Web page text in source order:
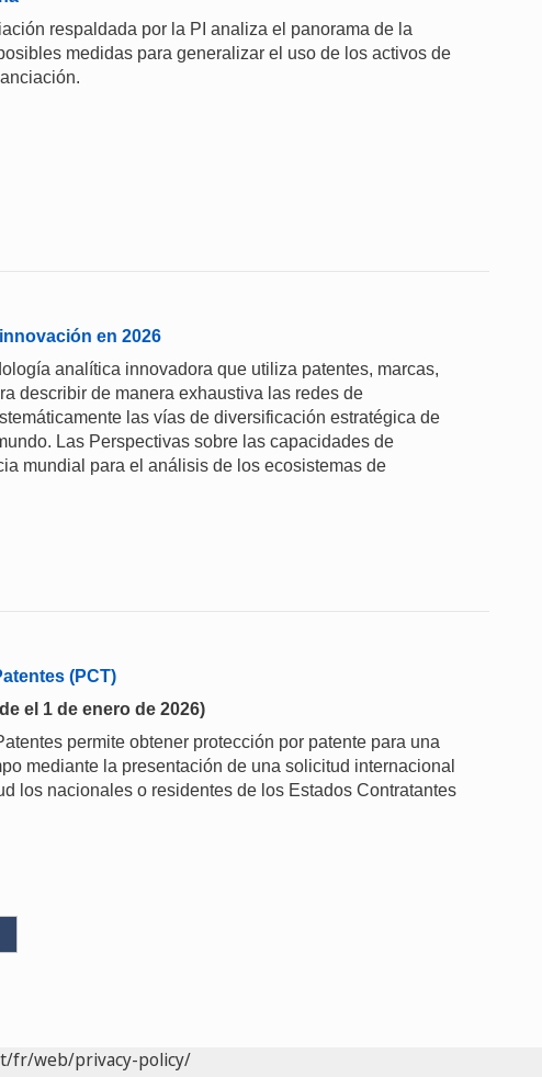
respaldada por la PI analiza el panorama de la
medidas para generalizar el uso de los activos de
en 2026
analítica innovadora que utiliza patentes, marcas,
describir de manera exhaustiva las redes de
las vías de diversificación estratégica de
Las Perspectivas sobre las capacidades de
mundial para el análisis de los ecosistemas de
(PCT)
el 1 de enero de 2026)
permite obtener protección por patente para una
mediante la presentación de una solicitud internacional
los nacionales o residentes de los Estados Contratantes
fr/web/privacy-policy/